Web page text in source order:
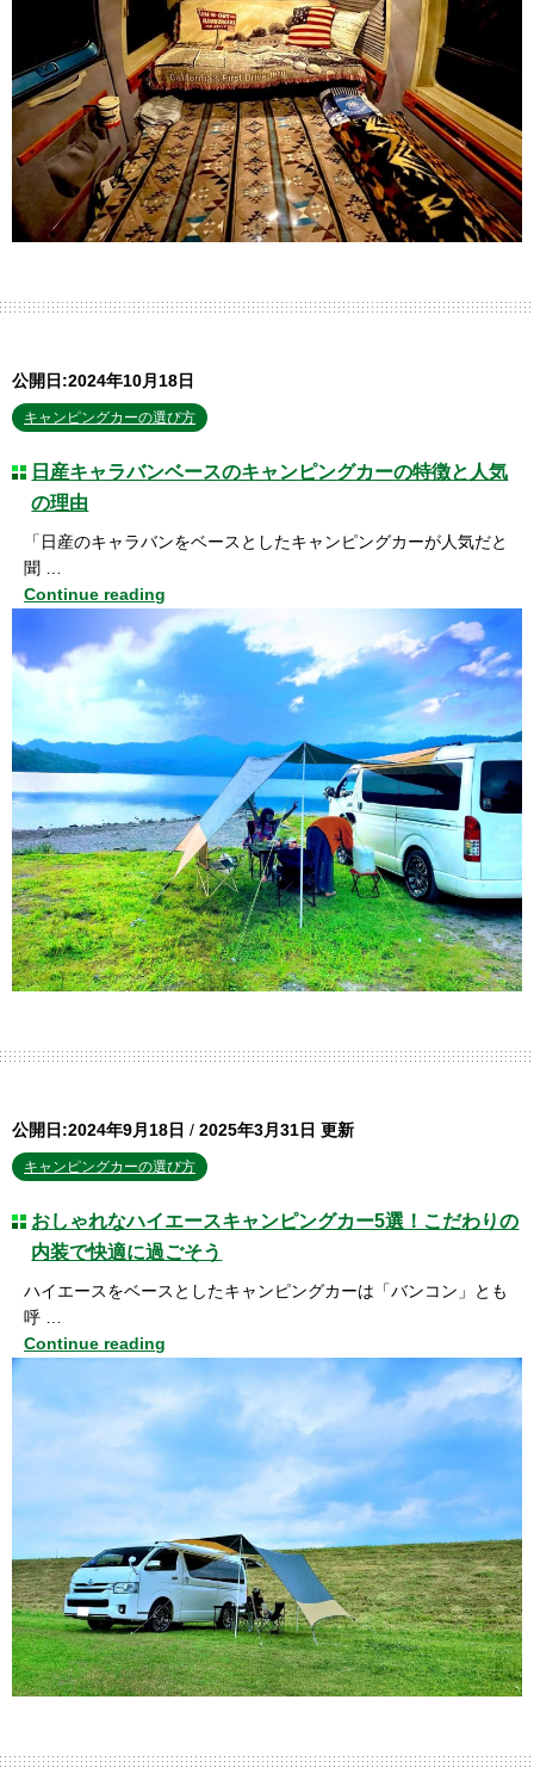
公開日:2024年10月18日
キャンピングカーの選び方
日産キャラバンベースのキャンピングカーの特徴と人気
の理由
「日産のキャラバンをベースとしたキャンピングカーが人気だと
聞 …
Continue reading
公開日:2024年9月18日 / 2025年3月31日 更新
キャンピングカーの選び方
おしゃれなハイエースキャンピングカー5選！こだわりの
内装で快適に過ごそう
ハイエースをベースとしたキャンピングカーは「バンコン」とも
呼 …
Continue reading